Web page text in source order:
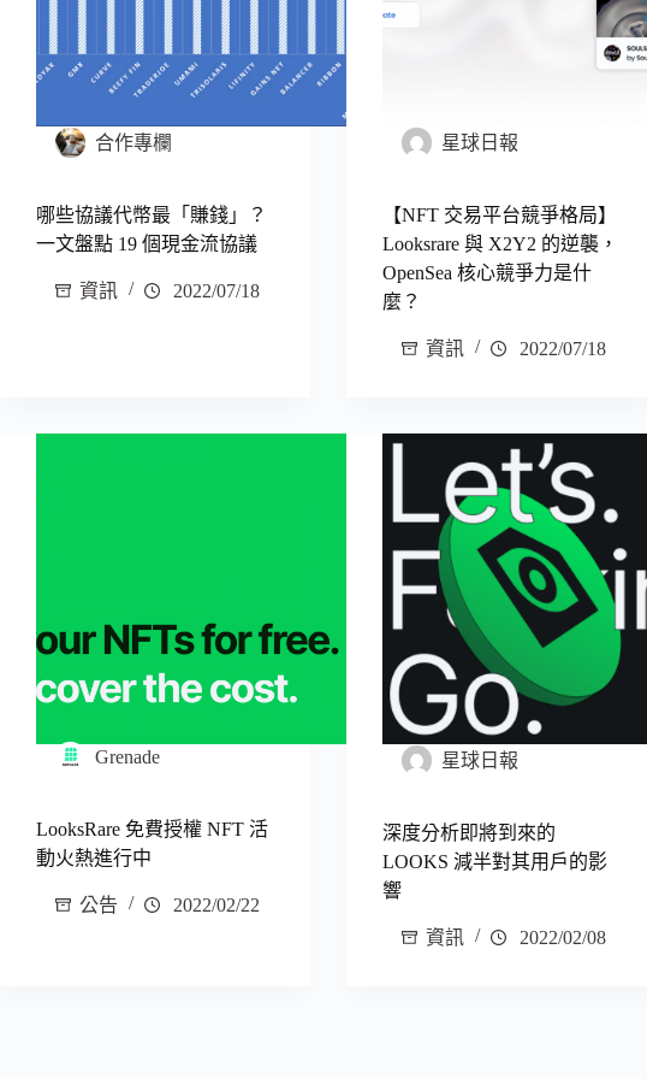
合作專欄
哪些協議代幣最「賺錢」？
一文盤點 19 個現金流協議
資訊 2022/07/18
星球日報
【NFT 交易平台競爭格局】
Looksrare 與 X2Y2 的逆襲，
OpenSea 核心競爭力是什
麼？
資訊 2022/07/18
Grenade
LooksRare 免費授權 NFT 活
動火熱進行中
公告 2022/02/22
星球日報
深度分析即將到來的
LOOKS 減半對其用戶的影
響
資訊 2022/02/08